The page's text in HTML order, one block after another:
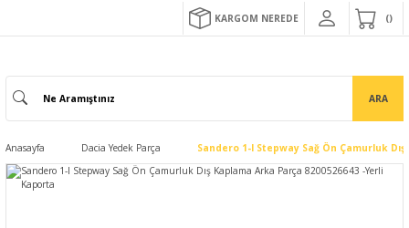
KARGOM NEREDE
ARA
Anasayfa Dacia Yedek Parça Sandero 1-I Stepway Sağ Ön Çamurluk